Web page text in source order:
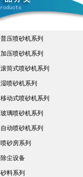
普压喷砂机系列
加压喷砂机系列
滚筒式喷砂机系列
湿喷砂机系列
移动式喷砂机系列
玻璃喷砂机系列
自动喷砂机系列
喷砂房系列
除尘设备
砂料系列